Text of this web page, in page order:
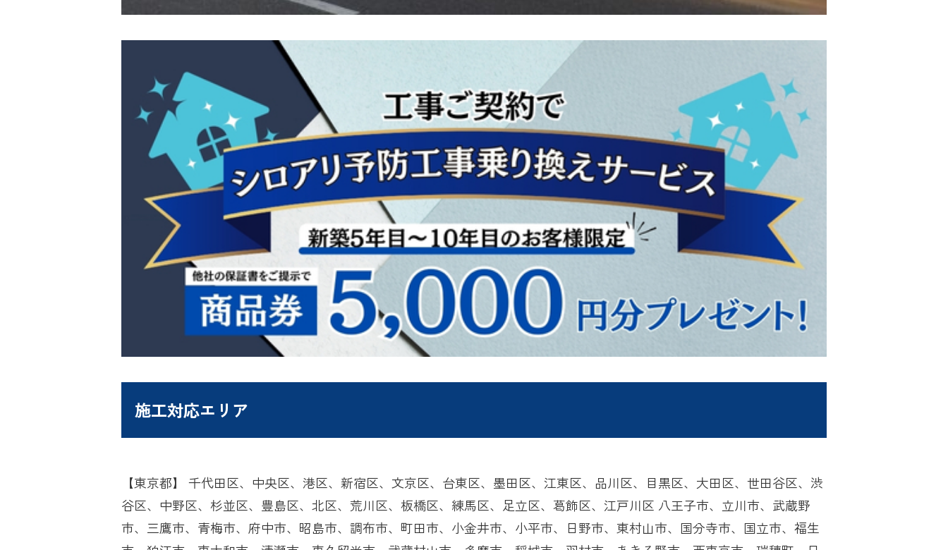
施工対応エリア
【東京都】 千代田区、中央区、港区、新宿区、文京区、台東区、墨田区、江東区、品川区、目黒区、大田区、世田谷区、渋
谷区、中野区、杉並区、豊島区、北区、荒川区、板橋区、練馬区、足立区、葛飾区、江戸川区 八王子市、立川市、武蔵野
市、三鷹市、青梅市、府中市、昭島市、調布市、町田市、小金井市、小平市、日野市、東村山市、国分寺市、国立市、福生